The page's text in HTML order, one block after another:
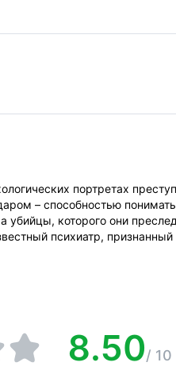
портретах
– способностью
которого они
психиатр,
8.50/ 10